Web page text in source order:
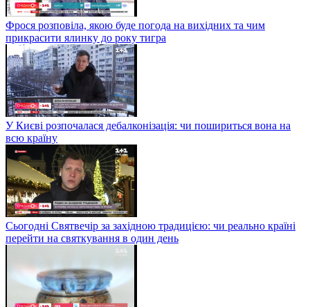
Фрося розповіла, якою буде погода на вихідних та чим
прикрасити ялинку до року тигра
У Києві розпочалася дебалконізація: чи пошириться вона на
всю країну
Сьогодні Святвечір за західною традицією: чи реально країні
перейти на святкування в один день